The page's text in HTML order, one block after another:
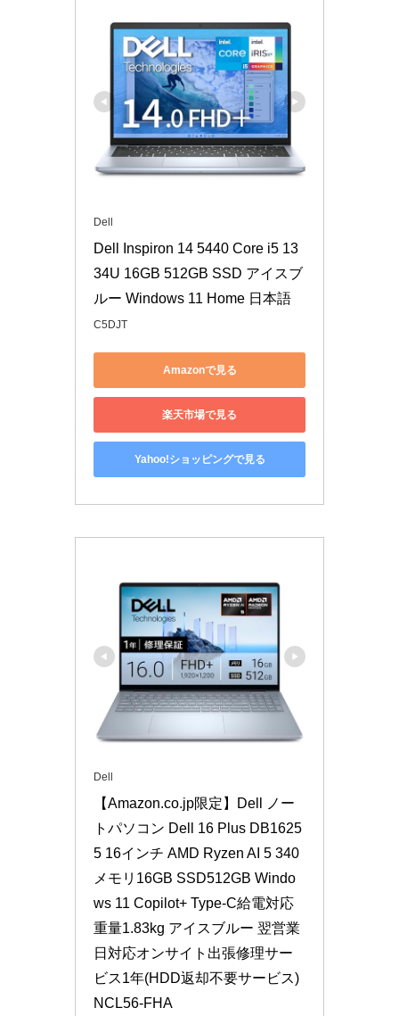
Dell
Dell Inspiron 14 5440 Core i5 13
34U 16GB 512GB SSD アイスブ
ルー Windows 11 Home 日本語
C5DJT
Amazonで見る
楽天市場で見る
Yahoo!ショッピングで見る
Dell
【Amazon.co.jp限定】Dell ノー
トパソコン Dell 16 Plus DB1625
5 16インチ AMD Ryzen AI 5 340
メモリ16GB SSD512GB Windo
ws 11 Copilot+ Type-C給電対応
重量1.83kg アイスブルー 翌営業
日対応オンサイト出張修理サー
ビス1年(HDD返却不要サービス)
NCL56-FHA